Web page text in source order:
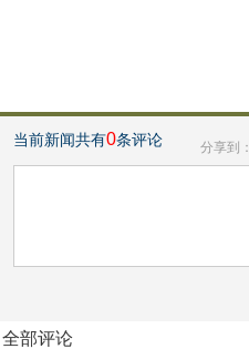
当前新闻共有0条评论 分享到：
全部评论